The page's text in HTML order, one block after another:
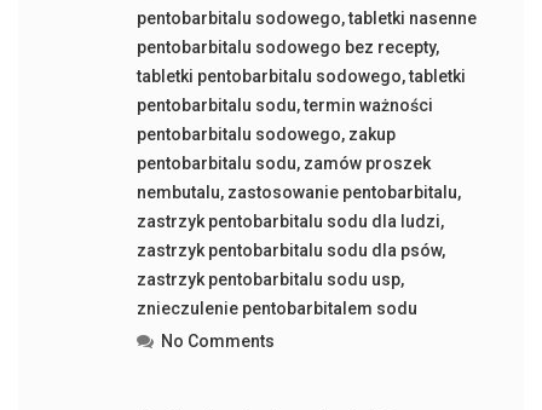
pentobarbitalu sodowego,tabletki nasenne
pentobarbitalu sodowego bez recepty,
tabletki pentobarbitalu sodowego,tabletki
pentobarbitalu sodu,termin ważności
pentobarbitalu sodowego, zakup
pentobarbitalu sodu, zamów proszek
nembutalu, zastosowanie pentobarbitalu,
zastrzyk pentobarbitalu sodu dla ludzi,
zastrzyk pentobarbitalu sodu dla psów,
zastrzyk pentobarbitalu sodu usp,
znieczulenie pentobarbitalem sodu
No Comments